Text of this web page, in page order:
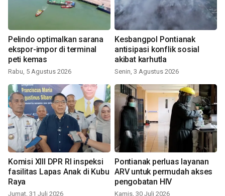
Pelindo optimalkan sarana
ekspor-impor di terminal
peti kemas
Rabu, 5 Agustus 2026
Kesbangpol Pontianak
antisipasi konflik sosial
akibat karhutla
Senin, 3 Agustus 2026
Komisi XIII DPR RI inspeksi
fasilitas Lapas Anak di Kubu
Raya
Jumat, 31 Juli 2026
Pontianak perluas layanan
ARV untuk permudah akses
pengobatan HIV
Kamis, 30 Juli 2026